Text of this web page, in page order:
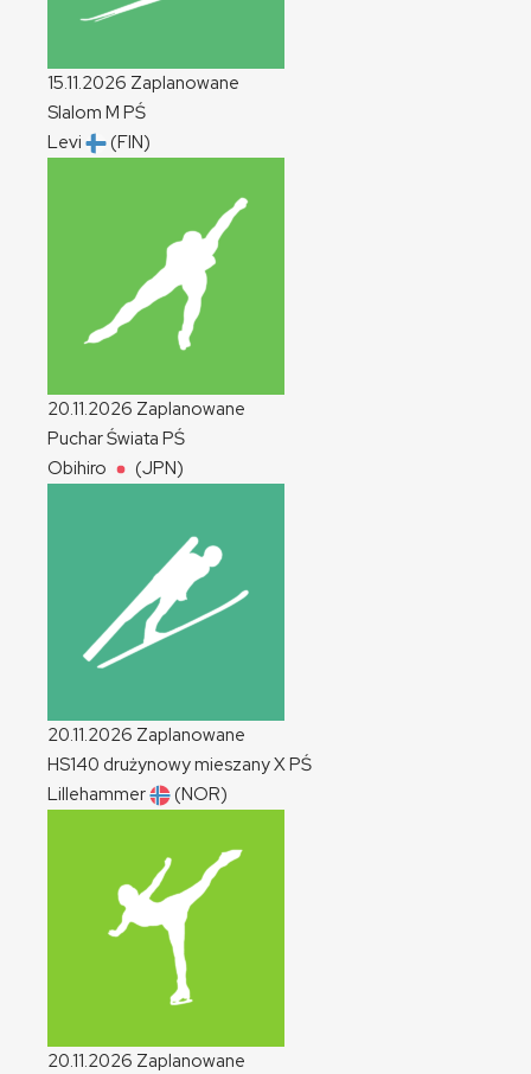
15.11.2026 Zaplanowane
Slalom M PŚ
Levi
(FIN)
20.11.2026 Zaplanowane
Puchar Świata PŚ
Obihiro
(JPN)
20.11.2026 Zaplanowane
HS140 drużynowy mieszanyXPŚ
Lillehammer
(NOR)
20.11.2026 Zaplanowane